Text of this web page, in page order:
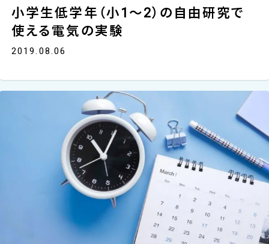
小学生低学年（小1～2）の自由研究で
使える電気の実験
2019.08.06